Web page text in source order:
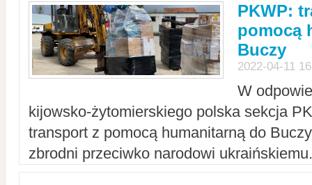
PKWP:
pomocą
Buczy
2022-04-11
W
kijowsko-żytomierskiego polska sekcja
transport z pomocą humanitarną do
zbrodni przeciwko narodowi